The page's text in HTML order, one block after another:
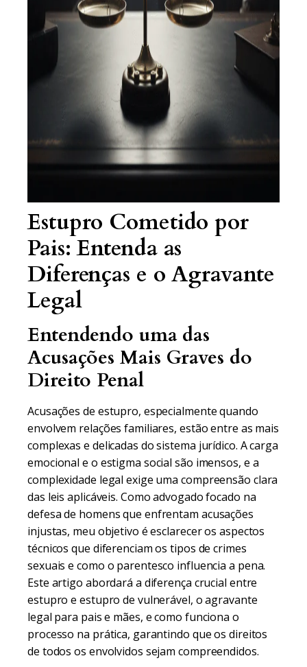
Estupro Cometido por
Pais: Entenda as
Diferenças e o Agravante
Legal
Entendendo uma das
Acusações Mais Graves do
Direito Penal
Acusações de estupro, especialmente quando
envolvem relações familiares, estão entre as mais
complexas e delicadas do sistema jurídico. A carga
emocional e o estigma social são imensos, e a
complexidade legal exige uma compreensão clara
das leis aplicáveis. Como advogado focado na
defesa de homens que enfrentam acusações
injustas, meu objetivo é esclarecer os aspectos
técnicos que diferenciam os tipos de crimes
sexuais e como o parentesco influencia a pena.
Este artigo abordará a diferença crucial entre
estupro e estupro de vulnerável, o agravante
legal para pais e mães, e como funciona o
processo na prática, garantindo que os direitos
de todos os envolvidos sejam compreendidos.